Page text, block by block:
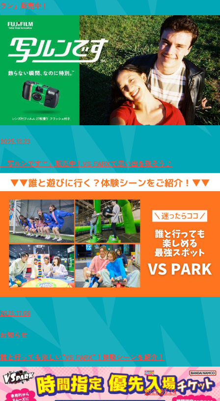
2025.05.24
ラン」販売中！
2025.12.23
「写ルンです™」販売中！VS PARKで思い出を残そう♪
2025.11.06
お知らせ
誰と行っても楽しい"VS PARK"！体験シーンを紹介！